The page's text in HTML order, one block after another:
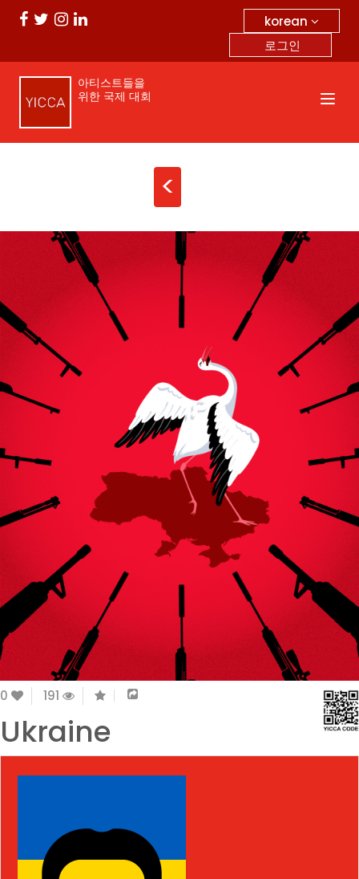
korean
로그인
아티스트들을
위한 국제 대회
<
0 191
Ukraine